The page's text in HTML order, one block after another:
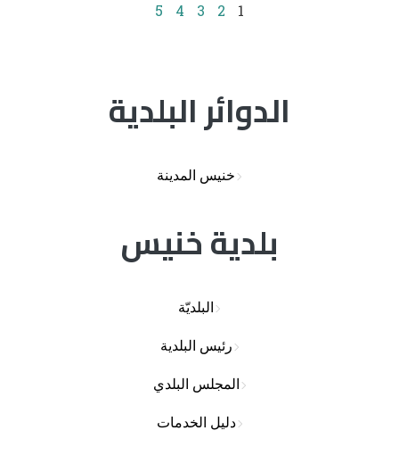
1
2
3
4
5
الدوائر البلدية
خنيس المدينة
بلدية خنيس
البلديّة
رئيس البلدية
المجلس البلدي
دليل الخدمات